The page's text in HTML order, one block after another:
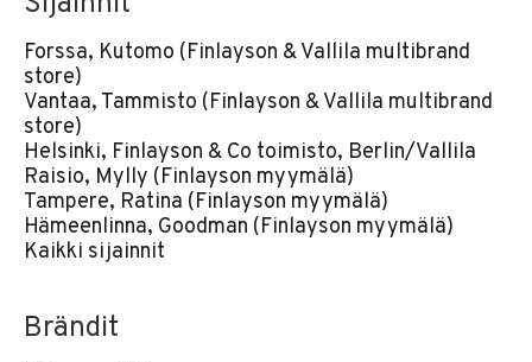
Forssa, Kutomo (Finlayson & Vallila multibrand
store)
Vantaa, Tammisto (Finlayson & Vallila multibrand
store)
Helsinki, Finlayson & Co toimisto, Berlin/Vallila
Raisio, Mylly (Finlayson myymälä)
Tampere, Ratina (Finlayson myymälä)
Hämeenlinna, Goodman (Finlayson myymälä)
Kaikki sijainnit
Brändit